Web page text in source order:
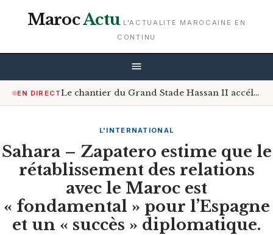
MarocActu L'ACTUALITE MAROCAINE EN
CONTINU
EN DIRECT Le chantier du Grand Stade Hassan II accélère son rythme
L'INTERNATIONAL
Sahara – Zapatero estime que le
rétablissement des relations
avec le Maroc est
« fondamental » pour l’Espagne
et un « succès » diplomatique.